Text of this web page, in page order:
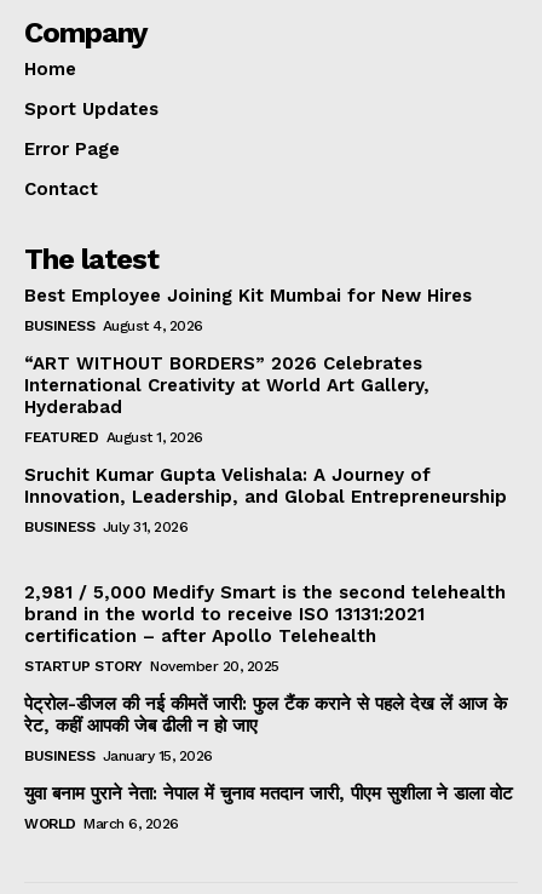
Company
Home
Sport Updates
Error Page
Contact
The latest
Best Employee Joining Kit Mumbai for New Hires
BUSINESS August 4, 2026
“ART WITHOUT BORDERS” 2026 Celebrates
International Creativity at World Art Gallery,
Hyderabad
FEATURED August 1, 2026
Sruchit Kumar Gupta Velishala: A Journey of
Innovation, Leadership, and Global Entrepreneurship
BUSINESS July 31, 2026
2,981 / 5,000 Medify Smart is the second telehealth
brand in the world to receive ISO 13131:2021
certification – after Apollo Telehealth
STARTUP STORY November 20, 2025
पेट्रोल-डीजल की नई कीमतें जारी: फुल टैंक कराने से पहले देख लें आज के
रेट, कहीं आपकी जेब ढीली न हो जाए
BUSINESS January 15, 2026
युवा बनाम पुराने नेता: नेपाल में चुनाव मतदान जारी, पीएम सुशीला ने डाला वोट
WORLD March 6, 2026